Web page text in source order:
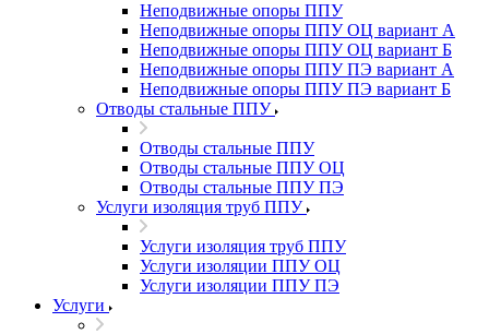
Неподвижные опоры ППУ
Неподвижные опоры ППУ ОЦ вариант А
Неподвижные опоры ППУ ОЦ вариант Б
Неподвижные опоры ППУ ПЭ вариант А
Неподвижные опоры ППУ ПЭ вариант Б
Отводы стальные ППУ
Отводы стальные ППУ
Отводы стальные ППУ ОЦ
Отводы стальные ППУ ПЭ
Услуги изоляция труб ППУ
Услуги изоляция труб ППУ
Услуги изоляции ППУ ОЦ
Услуги изоляции ППУ ПЭ
Услуги